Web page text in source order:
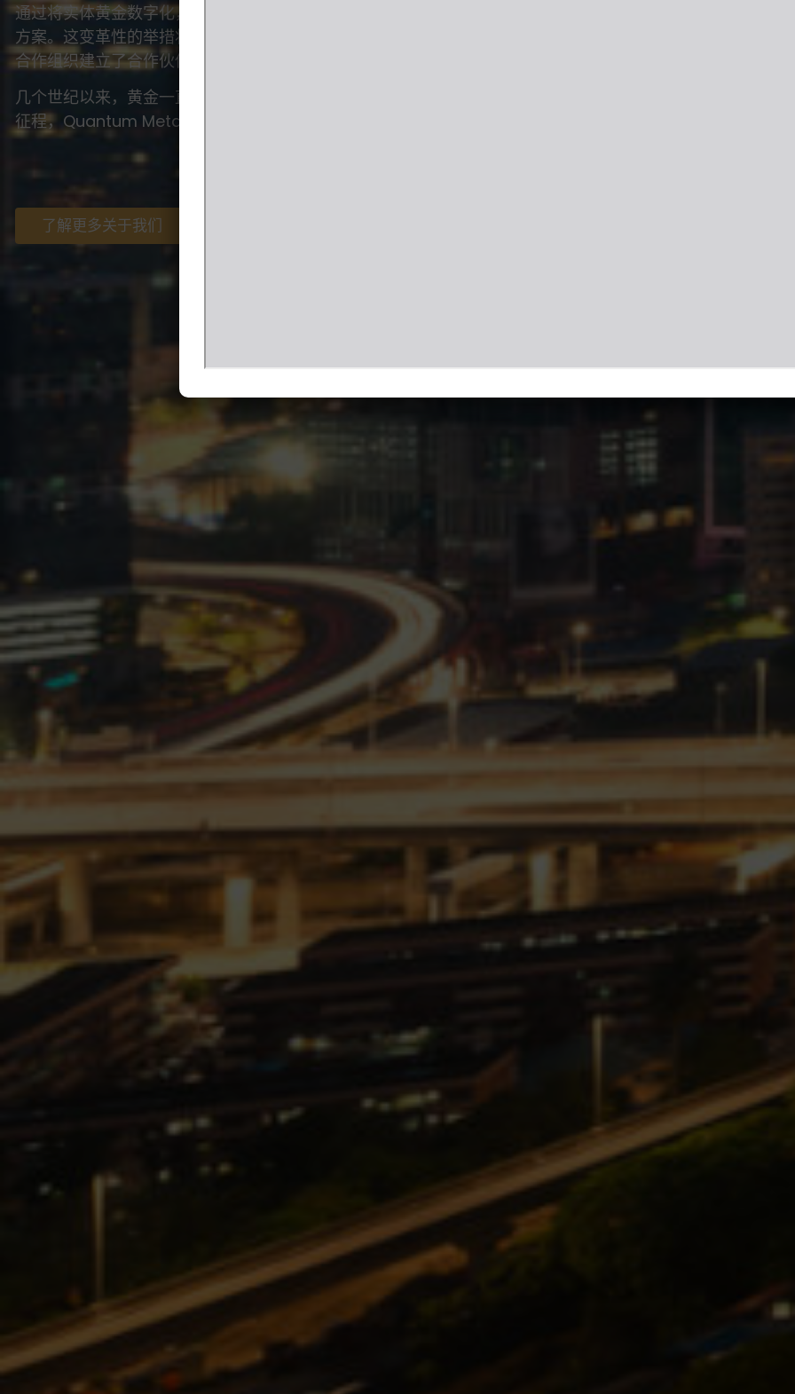
通过将实体黄金数字化，Quantum Metal 为 QBEB 成员和当地市场提供经济复苏解决
方案。这变革性的举措将古老的黄金概念推向现代技术领域，并与马来西亚著名银行和
合作组织建立了合作伙伴关系。
几个世纪以来，黄金一直是备受信赖的资产类别。踏上企业化、数字化和全球化的战略
征程，Quantum Metal 致力于塑造一个将通过黄金发展和共享繁荣的未来.
了解更多关于我们